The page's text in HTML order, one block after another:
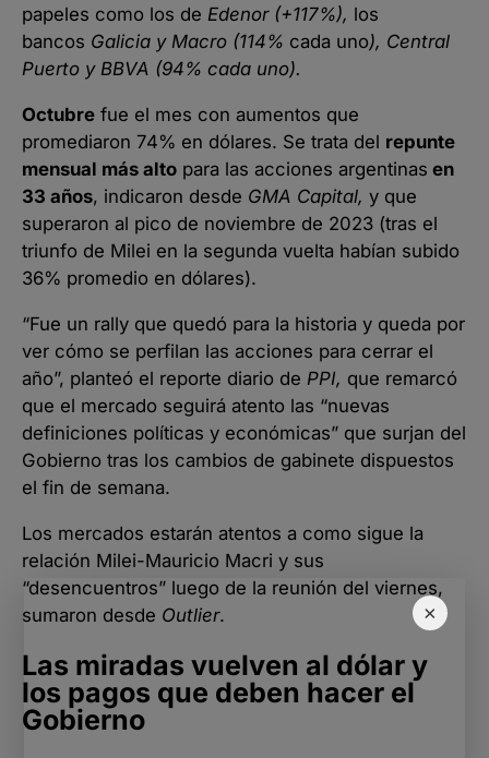
×
papeles como los de Edenor (+117%), los
bancos Galicia y Macro (114% cada uno), Central
Puerto y BBVA (94% cada uno).
Octubre fue el mes con aumentos que
promediaron 74% en dólares. Se trata del repunte
mensual más alto para las acciones argentinas en
33 años, indicaron desde GMA Capital, y que
superaron al pico de noviembre de 2023 (tras el
triunfo de Milei en la segunda vuelta habían subido
36% promedio en dólares).
“Fue un rally que quedó para la historia y queda por
ver cómo se perfilan las acciones para cerrar el
año”, planteó el reporte diario de PPI, que remarcó
que el mercado seguirá atento las “nuevas
definiciones políticas y económicas” que surjan del
Gobierno tras los cambios de gabinete dispuestos
el fin de semana.
Los mercados estarán atentos a como sigue la
relación Milei-Mauricio Macri y sus
“desencuentros” luego de la reunión del viernes,
sumaron desde Outlier.
Las miradas vuelven al dólar y
los pagos que deben hacer el
Gobierno